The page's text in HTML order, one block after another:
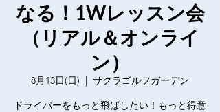
なる！1Wレッスン会
（リアル＆オンライ
ン）
8月13日(日)
  |
サクラゴルフガーデン
ドライバーをもっと飛ばしたい！もっと得意